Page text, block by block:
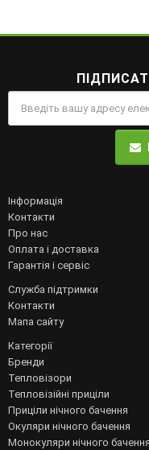
Інформація
Контакти
Про нас
Оплата і доставка
Гарантія і сервіс
Служба підтримки
Контакти
Мапа сайту
Категорії
Бренди
Тепловізори
Тепловізійні приціли
Приціли нічного бачення
Окуляри нічного бачення
Монокуляри нічного бачення